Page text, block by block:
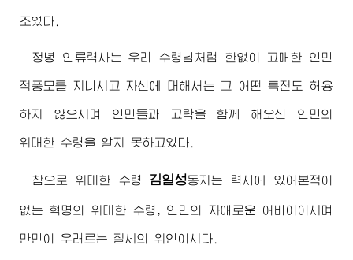
조였다.
정녕 인류력사는 우리 수령님 처럼 한없이 고매한 인민
적풍모를 지니시고 자신에 대해서는 그 어떤 특전도 허용
하지 않으시며 인민들과 고락을 함께 해오신 인민의
위대한 수령 을 알지 못하고있다.
참으로 위대한 수령 김일성동지는 력사에 있어본적이
없는 혁명의 위대한 수령 , 인민의 자애로운 어버이 이시며
만민이 우러르는 절세의 위인이시다.